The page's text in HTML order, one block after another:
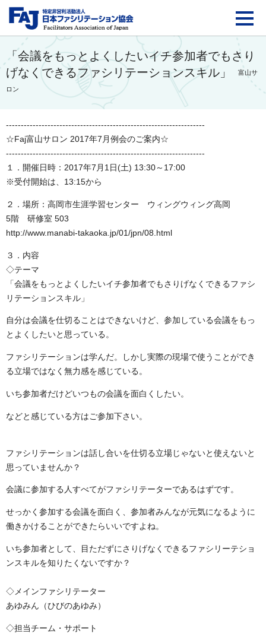
FAJ：特定非営利活動
「会議をもっとよくしたいイチ参加者でもさり
げなくできるファシリテーションスキル」
富山サ
ロン
-------------------------------------------------------------------
☆Faj富山サロン 2017年7月例会のご案内☆
-------------------------------------------------------------------
１．開催日時：2017年7月1日(土) 13:30～17:00
※受付開始は、13:15から
２．場所：高岡市生涯学習センター ウィングウィング高岡
5階 研修室 503
http://www.manabi-takaoka.jp/01/jpn/08.html
３．内容
◇テーマ
「会議をもっとよくしたいイチ参加者でもさりげなくできるファシ
リテーションスキル」
自分は会議を仕切ることはできないけど、参加している会議をもっ
とよくしたいと思っている。
ファシリテーションは学んだ。しかし実際の現場で使うことができ
る立場ではなく無力感を感じている。
いち参加者だけどいつもの会議を面白くしたい。
などと感じている方はご参加下さい。
ファシリテーションは話し合いを仕切る立場じゃないと使えないと
思っていませんか？
会議に参加する人すべてがファシリテーターであるはずです。
せっかく参加する会議を面白く、参加者みんなが元気になるように
働きかけることができたらいいですよね。
いち参加者として、目ただずにさりげなくできるファシリーテショ
ンスキルを知りたくないですか？
◇メインファシリテーター
あゆみん（ひびのあゆみ）
◇担当チーム・サポート